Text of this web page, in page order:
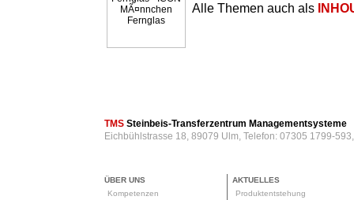
Alle Themen auch als
TMS Steinbeis-Transferzentrum Managementsysteme
Eichbühlstrasse 18, 89079 Ulm, Telefon: 07305 1799-
ÜBER UNS
Kompetenzen
AKTUELLES
Produktentstehung